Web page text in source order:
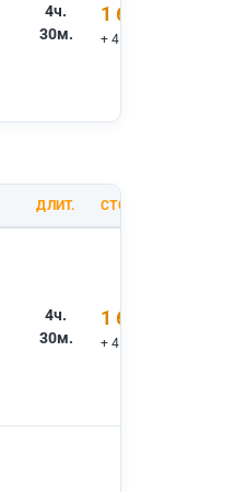
4ч.
30м.
1 600 ₽
+ 450 ₽ вх.билеты
ДЛИТ. СТОИМОСТЬ
4ч.
30м.
1 600 ₽
+ 450 ₽ вх.билеты